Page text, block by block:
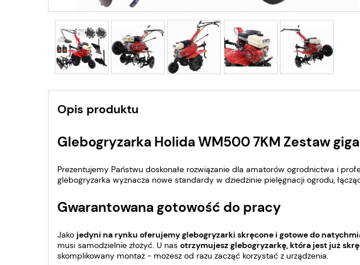
Opis produktu
Glebogryzarka Holida WM500 7KM Zestaw
Prezentujemy Państwu doskonałe rozwiązanie dla amatorów ogrodnictwa i
glebogryzarka wyznacza nowe standardy w dziedzinie pielęgnacji ogrodu,
Gwarantowana gotowość do pracy
Jako jedyni na rynku oferujemy glebogryzarki skręcone i gotowe do
musi samodzielnie złożyć. U nas otrzymujesz glebogryzarkę, która jest już
skomplikowany montaż - możesz od razu zacząć korzystać z urządzenia.